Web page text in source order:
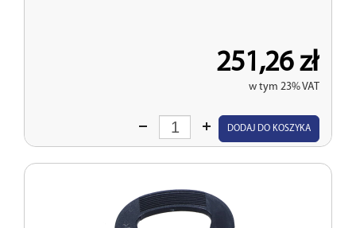
251,26 zł
w tym 23% VAT
Wprowadź
DODAJ DO KOSZYKA